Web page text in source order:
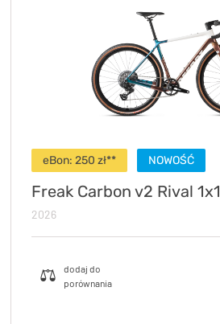
eBon: 250 zł** NOWOŚĆ
Freak Carbon v2 Rival
2026